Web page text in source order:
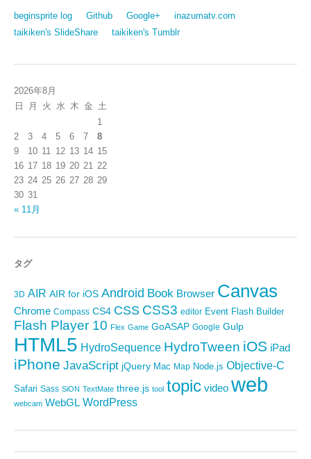
beginsprite log Github Google+
inazumatv.com
taikiken's SlideShare
taikiken's Tumblr
2026年8月
日
月 火 水 木 金 土
1
2
3 4 5 6 7
8
9
10 11 12 13 14 15
16 17 18 19 20 21 22
23 24 25 26 27 28 29
30 31
« 11月
タグ
3D AIR AIR for iOS Android Book Browser Canvas
Chrome Compass CS4 CSS CSS3 editor Event Flash Builder
Flash Player 10 Flex Game GoASAP Google Gulp
HTML5 HydroSequence HydroTween iOS iPad
iPhone JavaScript jQuery Mac Map Node.js Objective-C
Safari Sass SiON TextMate three.js tool topic video web
webcam WebGL WordPress